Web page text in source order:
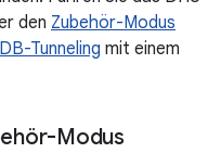
den Zubehör-Modus
Tunneling mit einem
Modus